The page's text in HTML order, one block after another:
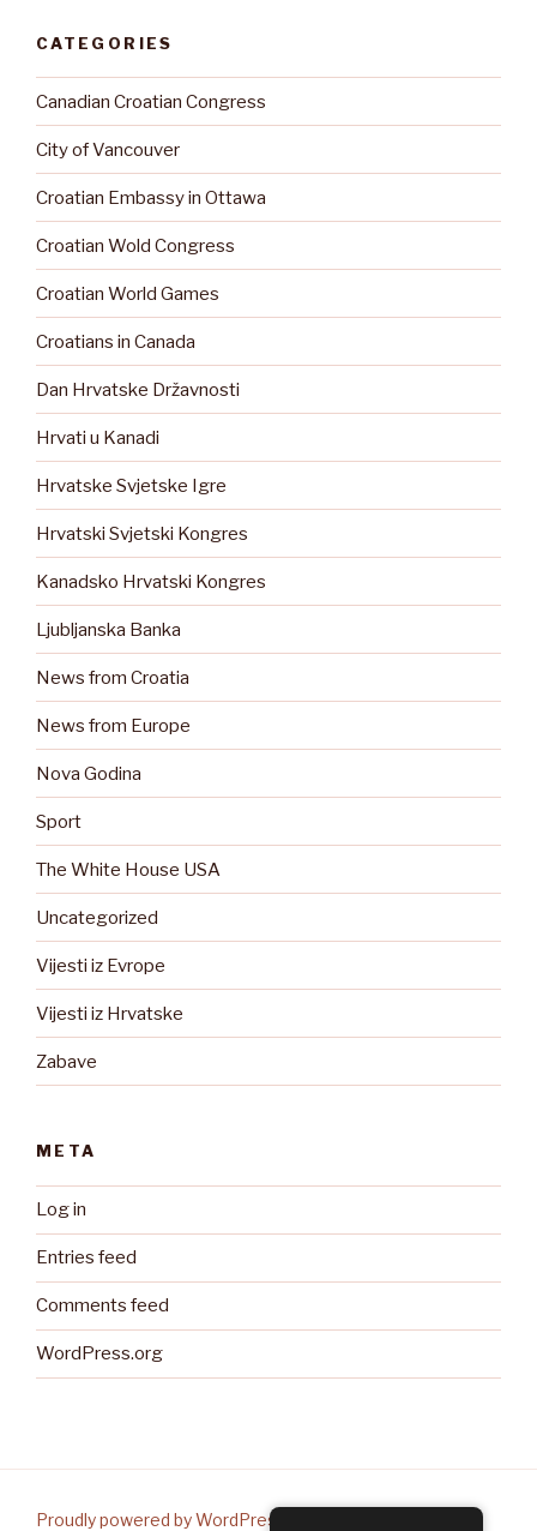
CATEGORIES
Canadian Croatian Congress
City of Vancouver
Croatian Embassy in Ottawa
Croatian Wold Congress
Croatian World Games
Croatians in Canada
Dan Hrvatske Državnosti
Hrvati u Kanadi
Hrvatske Svjetske Igre
Hrvatski Svjetski Kongres
Kanadsko Hrvatski Kongres
Ljubljanska Banka
News from Croatia
News from Europe
Nova Godina
Sport
The White House USA
Uncategorized
Vijesti iz Evrope
Vijesti iz Hrvatske
Zabave
META
Log in
Entries feed
Comments feed
WordPress.org
Proudly powered by WordPress